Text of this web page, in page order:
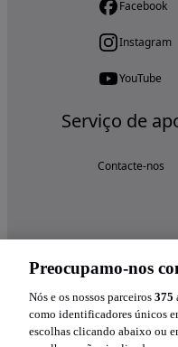
Facebook
Instagram
YouTube
Serviço de
Contacte-nos
Preocupamo-nos
Nós e os nossos parceiros 375
como identificadores únicos
escolhas clicando abaixo ou